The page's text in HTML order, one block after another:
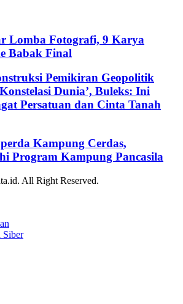
Lomba Fotografi, 9 Karya
Babak Final
Pemikiran Geopolitik
Dunia’, Buleks: Ini
Persatuan dan Cinta Tanah
Kampung Cerdas,
Program Kampung Pancasila
All Right Reserved.
Siber